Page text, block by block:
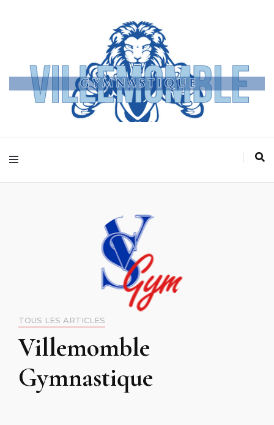
Villemomble
Gymnastique
TOUS LES ARTICLES
Villemomble
Gymnastique